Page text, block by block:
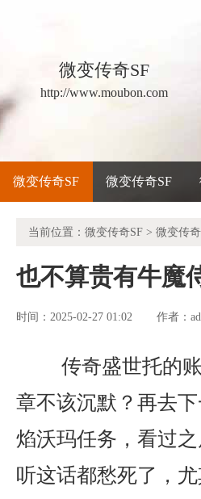
微变传奇SF
http://www.moubon.com
微变传奇SF 微变传奇SF
当前位置： 微变传奇SF > 微变传
也不算贵有牛魔
时间：2025-02-27 01:02 作者：
传奇盛世托的
章不该沉默？再去
焰沃玛任务，看过
听这话都愁死了，